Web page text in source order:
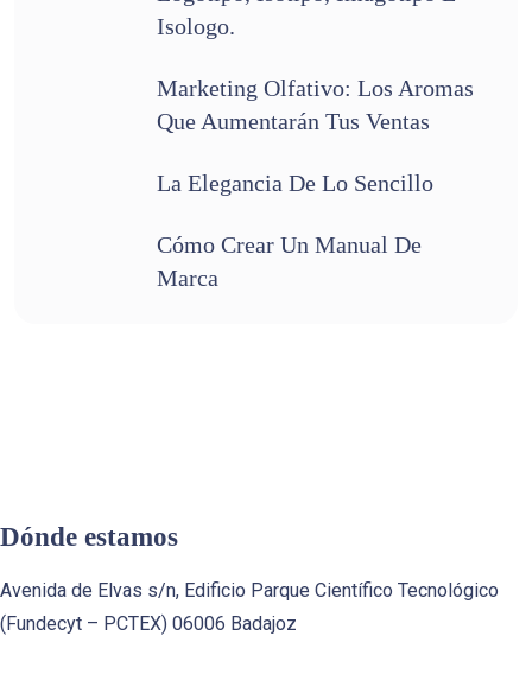
Isologo.
Marketing Olfativo: Los Aromas
Que Aumentarán Tus Ventas
La Elegancia De Lo Sencillo
Cómo Crear Un Manual De
Marca
Dónde estamos
Avenida de Elvas s/n, Edificio Parque Científico Tecnológico
(Fundecyt – PCTEX) 06006 Badajoz